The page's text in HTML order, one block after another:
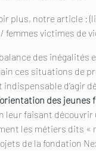
plus, notre article :
femmes victimes de
des inégalités
ces situations de
d’agir
des jeunes
leur faisant
les métiers dits «
de la fondation